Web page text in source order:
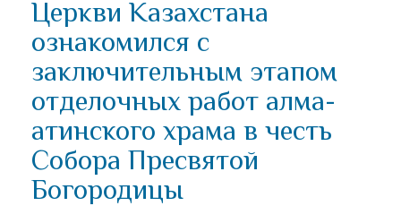
Церкви Казахстана
ознакомился с
заключительным этапом
отделочных работ алма-
атинского храма в честь
Собора Пресвятой
Богородицы